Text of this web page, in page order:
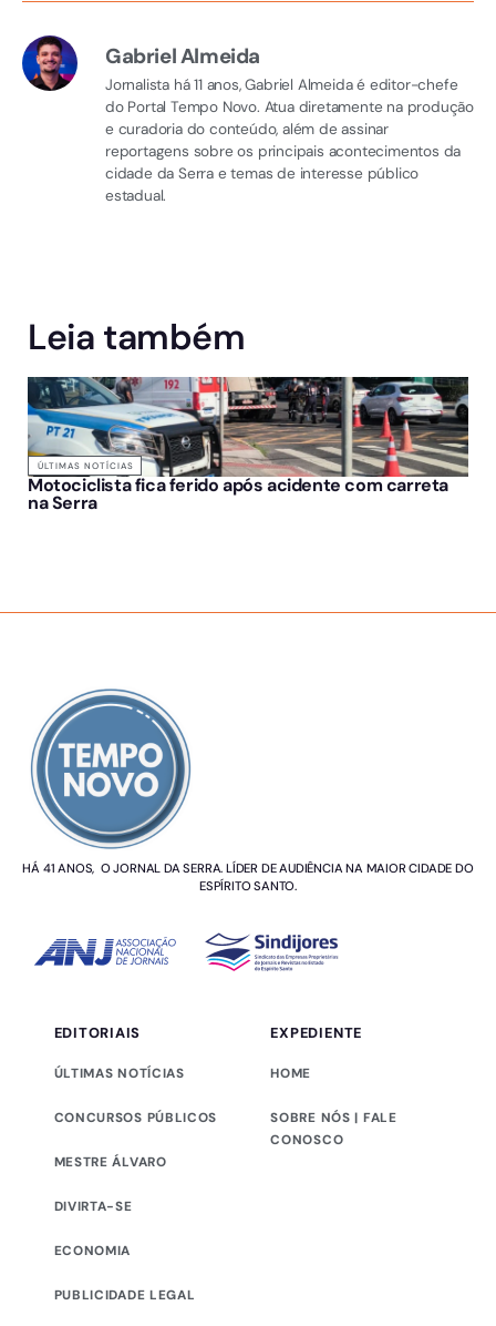
Gabriel Almeida
Jornalista há 11 anos, Gabriel Almeida é editor-chefe
do Portal Tempo Novo. Atua diretamente na produção
e curadoria do conteúdo, além de assinar
reportagens sobre os principais acontecimentos da
cidade da Serra e temas de interesse público
estadual.
Leia também
ÚLTIMAS NOTÍCIAS
Motociclista fica ferido após acidente com carreta
na Serra
HÁ 41 ANOS, O JORNAL DA SERRA. LÍDER DE AUDIÊNCIA NA MAIOR CIDADE DO
ESPÍRITO SANTO.
EDITORIAIS
ÚLTIMAS NOTÍCIAS
CONCURSOS PÚBLICOS
MESTRE ÁLVARO
DIVIRTA-SE
ECONOMIA
PUBLICIDADE LEGAL
EXPEDIENTE
HOME
SOBRE NÓS | FALE
CONOSCO